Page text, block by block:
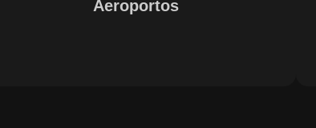
Aeroportos